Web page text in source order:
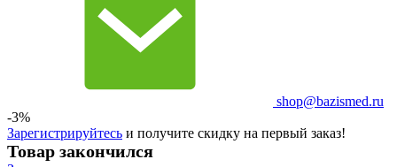
shop@bazismed.ru
-3%
Зарегистрируйтесь и получите скидку на первый заказ!
Товар закончился